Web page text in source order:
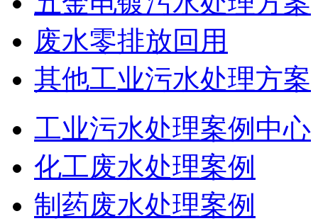
废水零排放回用
其他工业污水处理方案
工业污水处理案例中心
化工废水处理案例
制药废水处理案例